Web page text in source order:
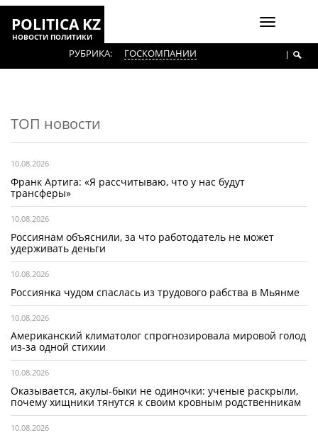
Включить
POLITICA KZ
НОВОСТИ ПОЛИТИКИ
РУБРИКА: ГОСКОМПАНИИ
ТОП новости
10.08.2026
Франк Артига: «Я рассчитываю, что у нас будут
трансферы»
10.08.2026
Россиянам объяснили, за что работодатель не может
удерживать деньги
10.08.2026
Россиянка чудом спаслась из трудового рабства в Мьянме
10.08.2026
Американский климатолог спрогнозировала мировой голод
из-за одной стихии
10.08.2026
Оказывается, акулы-быки не одиночки: ученые раскрыли,
почему хищники тянутся к своим кровным родственникам
10.08.2026